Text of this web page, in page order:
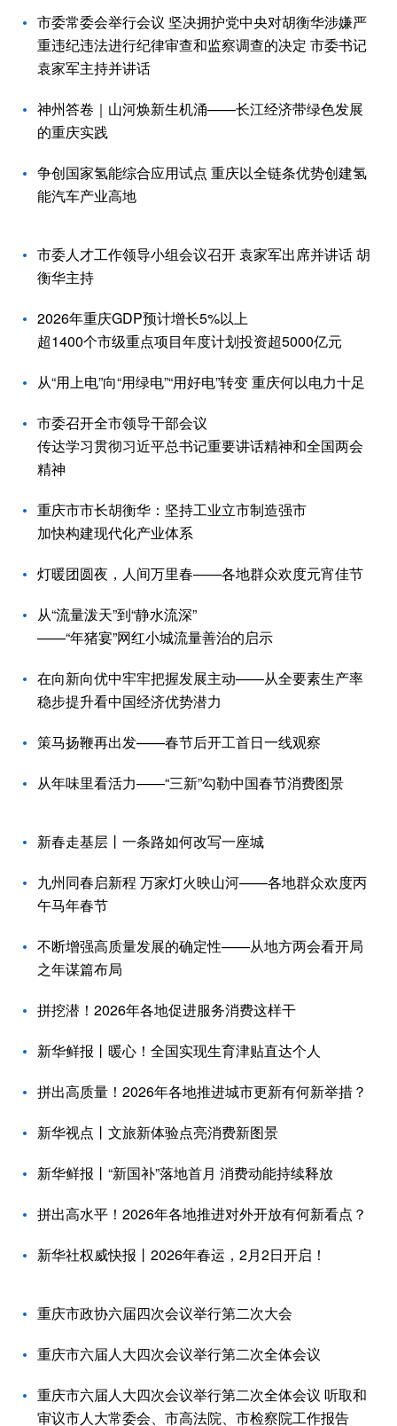
市委常委会举行会议 坚决拥护党中央对胡衡华涉嫌严
重违纪违法进行纪律审查和监察调查的决定 市委书记
袁家军主持并讲话
神州答卷｜山河焕新生机涌——长江经济带绿色发展
的重庆实践
争创国家氢能综合应用试点 重庆以全链条优势创建氢
能汽车产业高地
市委人才工作领导小组会议召开 袁家军出席并讲话 胡
衡华主持
2026年重庆GDP预计增长5%以上
超1400个市级重点项目年度计划投资超5000亿元
从“用上电”向“用绿电”“用好电”转变 重庆何以电力十足
市委召开全市领导干部会议
传达学习贯彻习近平总书记重要讲话精神和全国两会
精神
重庆市市长胡衡华：坚持工业立市制造强市
加快构建现代化产业体系
灯暖团圆夜，人间万里春——各地群众欢度元宵佳节
从“流量泼天”到“静水流深”
——“年猪宴”网红小城流量善治的启示
在向新向优中牢牢把握发展主动——从全要素生产率
稳步提升看中国经济优势潜力
策马扬鞭再出发——春节后开工首日一线观察
从年味里看活力——“三新”勾勒中国春节消费图景
新春走基层丨一条路如何改写一座城
九州同春启新程 万家灯火映山河——各地群众欢度丙
午马年春节
不断增强高质量发展的确定性——从地方两会看开局
之年谋篇布局
拼挖潜！2026年各地促进服务消费这样干
新华鲜报丨暖心！全国实现生育津贴直达个人
拼出高质量！2026年各地推进城市更新有何新举措？
新华视点丨文旅新体验点亮消费新图景
新华鲜报丨“新国补”落地首月 消费动能持续释放
拼出高水平！2026年各地推进对外开放有何新看点？
新华社权威快报丨2026年春运，2月2日开启！
重庆市政协六届四次会议举行第二次大会
重庆市六届人大四次会议举行第二次全体会议
重庆市六届人大四次会议举行第二次全体会议 听取和
审议市人大常委会、市高法院、市检察院工作报告